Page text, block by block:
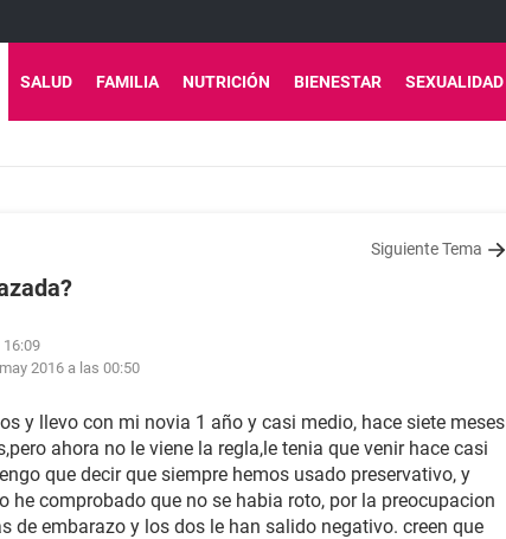
SALUD FAMILIA NUTRICIÓN BIENESTAR SEXUALIDAD
Siguiente Tema
16:09
2016 a las 00:50
y llevo con mi novia 1 año y casi medio, hace siete meses
ahora no le viene la regla,le tenia que venir hace casi
que decir que siempre hemos usado preservativo, y
he comprobado que no se habia roto, por la preocupacion
de embarazo y los dos le han salido negativo. creen que